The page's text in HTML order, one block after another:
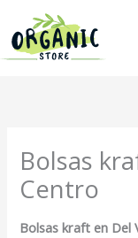
contenido
Bolsas
Centro
Bolsas kraft en Del